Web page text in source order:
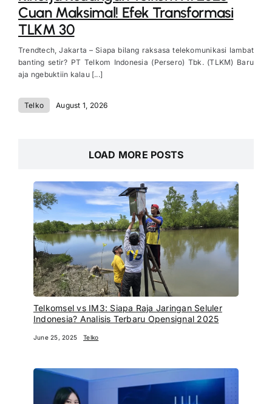
Cuan Maksimal! Efek Transformasi
TLKM 30
Trendtech, Jakarta – Siapa bilang raksasa telekomunikasi lambat
banting setir? PT Telkom Indonesia (Persero) Tbk. (TLKM) Baru
aja ngebuktiin kalau [...]
Telko August 1, 2026
LOAD MORE POSTS
Telkomsel vs IM3: Siapa Raja Jaringan Seluler
Indonesia? Analisis Terbaru Opensignal 2025
June 25, 2025 Telko